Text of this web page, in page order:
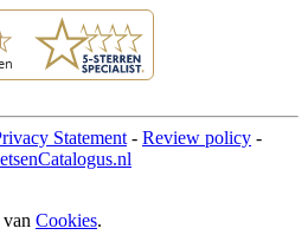
Statement - Review policy -
Cookies.